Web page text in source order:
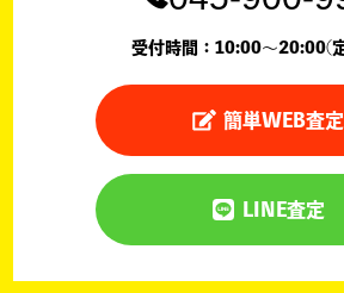
受付時間：10:00〜20:00(
簡単WEB査定
LINE査定